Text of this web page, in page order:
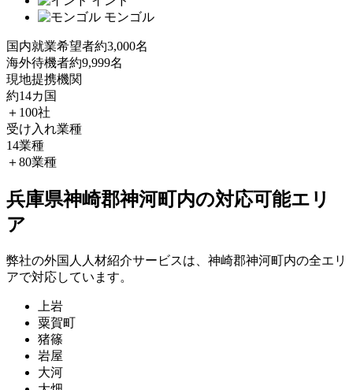
モンゴル
国内就業希望者約3,000名
海外待機者約9,999名
現地提携機関
約14カ国
＋100社
受け入れ業種
14業種
＋80業種
兵庫県神崎郡神河町内の対応可能エリ
ア
弊社の外国人人材紹介サービスは、神崎郡神河町内の全エリ
アで対応しています。
上岩
粟賀町
猪篠
岩屋
大河